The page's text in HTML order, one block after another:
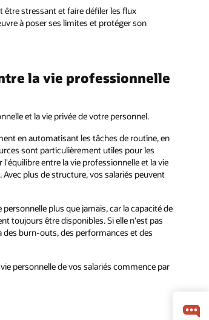
être stressant et faire défiler les flux
à poser ses limites et protéger son
la vie professionnelle
et la vie privée de votre personnel.
en automatisant les tâches de routine, en
sont particulièrement utiles pour les
entre la vie professionnelle et la vie
plus de structure, vos salariés peuvent
plus que jamais, car la capacité de
toujours être disponibles. Si elle n'est pas
burn-outs, des performances et des
personnelle de vos salariés commence par